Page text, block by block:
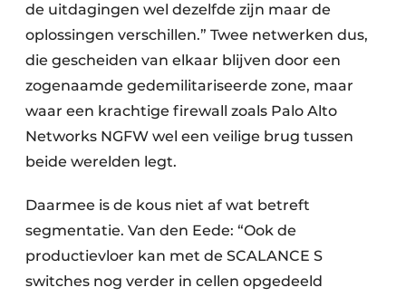
de uitdagingen wel dezelfde zijn maar de
oplossingen verschillen.” Twee netwerken dus,
die gescheiden van elkaar blijven door een
zogenaamde gedemilitariseerde zone, maar
waar een krachtige firewall zoals Palo Alto
Networks NGFW wel een veilige brug tussen
beide werelden legt.
Daarmee is de kous niet af wat betreft
segmentatie. Van den Eede: “Ook de
productievloer kan met de SCALANCE S
switches nog verder in cellen opgedeeld